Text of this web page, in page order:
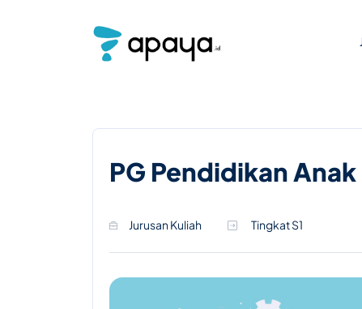
PG Pendidikan Anak
Jurusan Kuliah Tingkat S1